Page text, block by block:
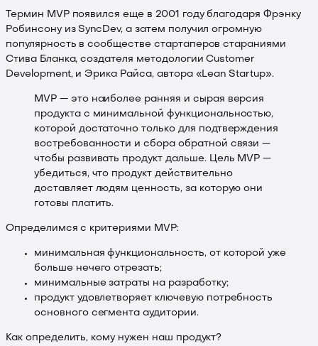
Термин MVP появился еще в 2001 году благодаря Фрэнку
Робинсону из SyncDev, а затем получил огромную
популярность в сообществе стартаперов стараниями
Стива Бланка, создателя методологии Customer
Development, и Эрика Райса, автора «Lean Startup».
MVP — это наиболее ранняя и сырая версия
продукта с минимальной функциональностью,
которой достаточно только для подтверждения
востребованности и сбора обратной связи —
чтобы развивать продукт дальше. Цель MVP —
убедиться, что продукт действительно
доставляет людям ценность, за которую они
готовы платить.
Определимся с критериями MVP:
минимальная функциональность, от которой уже
больше нечего отрезать;
минимальные затраты на разработку;
продукт удовлетворяет ключевую потребность
основного сегмента аудитории.
Как определить, кому нужен наш продукт?